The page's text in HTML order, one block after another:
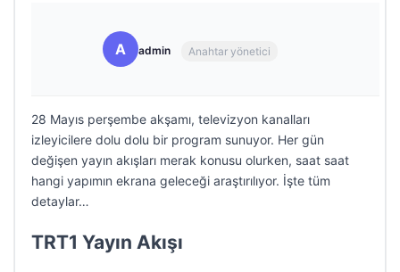
A admin Anahtar yönetici
28 Mayıs perşembe akşamı, televizyon kanalları
izleyicilere dolu dolu bir program sunuyor. Her gün
değişen yayın akışları merak konusu olurken, saat saat
hangi yapımın ekrana geleceği araştırılıyor. İşte tüm
detaylar…
TRT1 Yayın Akışı